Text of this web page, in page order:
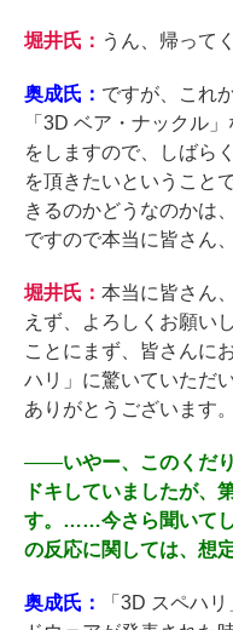
堀井氏： うん、帰って
奥成氏： ですが、これ
「3D ベア・ナックル
をしますので、しばら
を頂きたいということ
きるのかどうなのかは
ですので本当に皆さん
堀井氏： 本当に皆さん
えず、よろしくお願い
ことにまず、皆さんに
ハリ」に驚いていただ
ありがとうございます
――いやー、このくだ
ドキしていましたが、
す。……今さら聞いて
の反応に関しては、想
奥成氏：
「3D スペハ